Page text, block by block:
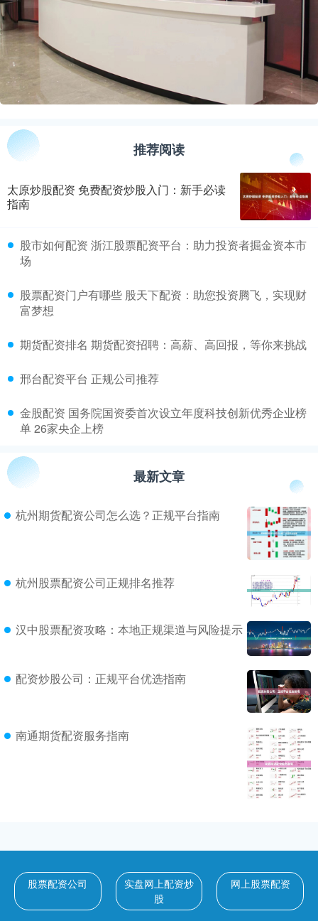
推荐阅读
太原炒股配资 免费配资炒股入门：新手必读
指南
​股市如何配资 浙江股票配资平台：助力投资者掘金资本市
场
​股票配资门户有哪些 股天下配资：助您投资腾飞，实现财
富梦想
​期货配资排名 期货配资招聘：高薪、高回报，等你来挑战
​邢台配资平台 正规公司推荐
​金股配资 国务院国资委首次设立年度科技创新优秀企业榜
单 26家央企上榜
最新文章
杭州期货配资公司怎么选？正规平台指南
杭州股票配资公司正规排名推荐
汉中股票配资攻略：本地正规渠道与风险提示
配资炒股公司：正规平台优选指南
南通期货配资服务指南
股票配资公司
实盘网上配资炒
股
网上股票配资